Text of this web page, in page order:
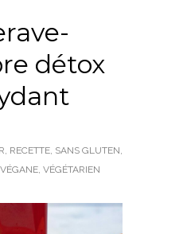
détox
RECETTE SANS GLUTEN
VÉGANE VÉGÉTARIEN